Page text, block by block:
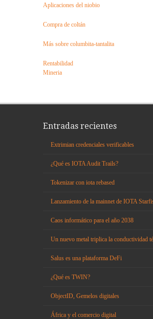
Aplicaciones del niobio
Compra de coltán
Más sobre columbita-tantalita
Rentabilidad
Mineria
Entradas recientes
Extrimian credenciales verificables
¿Qué es IOTA Audit Trails?
Tokenizar con iota rebased
Lanzamiento de la mainnet de IOTA
Caos informático para el año 2038
Un nuevo metal triplica la conductividad
Salus es una plataforma DeFi
¿Qué es TWIN?
ObjectID, Gemelos digitales
África y el comercio digital